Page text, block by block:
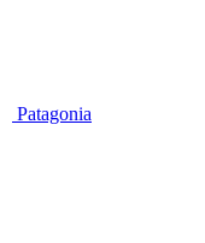
Patagonia